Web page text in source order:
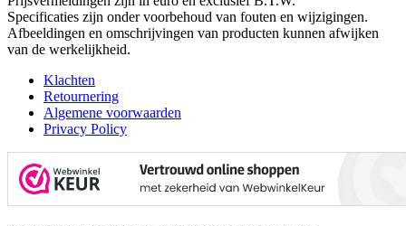
Specificaties zijn onder voorbehoud van fouten en wijzigingen.
Afbeeldingen en omschrijvingen van producten kunnen afwijken
van de werkelijkheid.
Klachten
Retournering
Algemene voorwaarden
Privacy Policy